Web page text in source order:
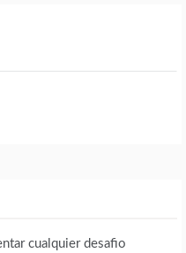
cualquier desafio